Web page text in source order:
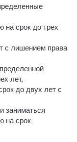
на срок до трех
с лишением права
лет,
до двух лет с
заниматься
на срок